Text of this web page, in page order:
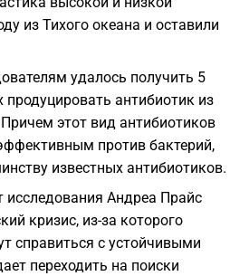
из Тихого океана и оставили
удалось получить 5
продуцировать антибиотик из
этот вид антибиотиков
против бактерий,
известных антибиотиков.
исследования Андреа Прайс
кризис, из-за которого
справиться с устойчивыми
переходить на поиски